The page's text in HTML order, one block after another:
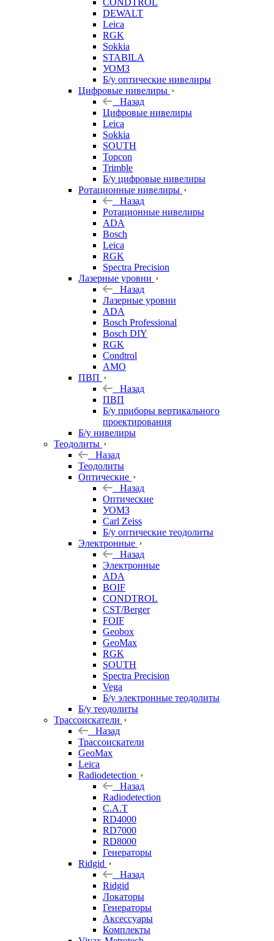
CONDTROL
DEWALT
Leica
RGK
Sokkia
STABILA
УОМЗ
Б/у оптические нивелиры
Цифровые нивелиры
Назад
Цифровые нивелиры
Leica
Sokkia
SOUTH
Topcon
Trimble
Б/у цифровые нивелиры
Ротационные нивелиры
Назад
Ротационные нивелиры
ADA
Bosch
Leica
RGK
Spectra Precision
Лазерные уровни
Назад
Лазерные уровни
ADA
Bosch Professional
Bosch DIY
RGK
Condtrol
AMO
ПВП
Назад
ПВП
Б/у приборы вертикального
проектирования
Б/у нивелиры
Теодолиты
Назад
Теодолиты
Оптические
Назад
Оптические
УОМЗ
Carl Zeiss
Б/у оптические теодолиты
Электронные
Назад
Электронные
ADA
BOIF
CONDTROL
CST/Berger
FOIF
Geobox
GeoMax
RGK
SOUTH
Spectra Precision
Vega
Б/у электронные теодолиты
Б/у теодолиты
Трассоискатели
Назад
Трассоискатели
GeoMax
Leica
Radiodetection
Назад
Radiodetection
C.A.T
RD4000
RD7000
RD8000
Генераторы
Ridgid
Назад
Ridgid
Локаторы
Генераторы
Аксессуары
Комплекты